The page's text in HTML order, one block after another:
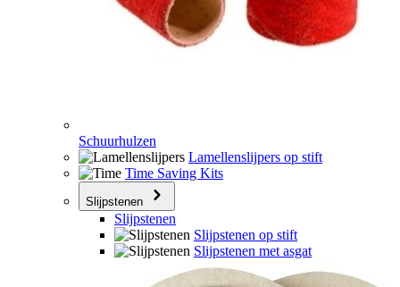
Schuurhulzen
Lamellenslijpers op stift
Time Saving Kits
Slijpstenen
Slijpstenen
Slijpstenen op stift
Slijpstenen met asgat